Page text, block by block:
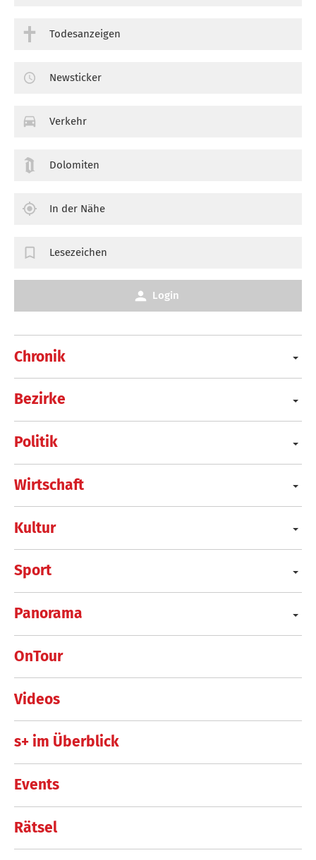
Chronik
Bezirke
Politik
Wirtschaft
Kultur
Sport
Panorama
OnTour
Videos
s+ im Überblick
Events
Rätsel
Todesanzeigen
Newsticker
Verkehr
Dolomiten
In der Nähe
Lesezeichen
Login